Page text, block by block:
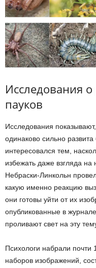
Исследования
пауков
Исследования
одинаково сильно
интересовался тем,
избежать даже взгляда на
Небраски-Линкольн
какую именно реакцию
они готовы уйти от их
опубликованные в
проливают свет на эту
Психологи набрали почти
наборов изображений,